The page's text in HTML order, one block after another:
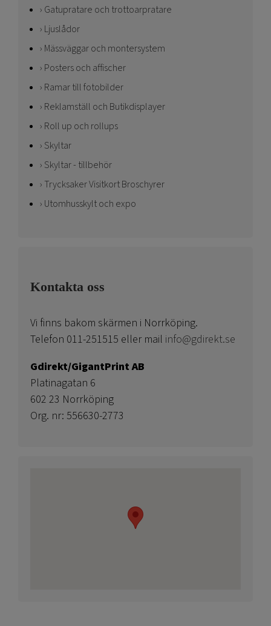
Gatupratare och trottoarpratare
Ljuslådor
Mässväggar och montersystem
Posters och affischer
Ramar till fotobilder
Reklamställ och Butikdisplayer
Roll up och rollups
Skyltar
Skyltar - tillbehör
Trycksaker Visitkort Broschyrer
Utomhusskylt och expo
Kontakta oss
Vi finns bakom skärmen i Norrköping.
Telefon 011-251515 eller mail info@gdirekt.se
Gdirekt/GigantPrint AB
Platinagatan 6
602 23 Norrköping
Org. nr: 556630-2773